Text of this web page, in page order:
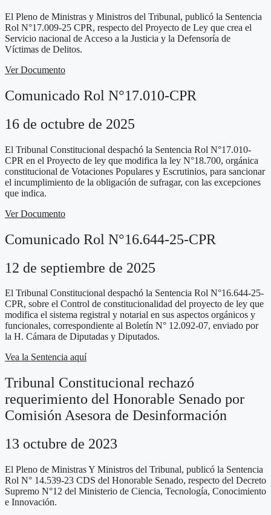
El Pleno de Ministras y Ministros del Tribunal, publicó la Sentencia
Rol N°17.009-25 CPR, respecto del Proyecto de Ley que crea el
Servicio nacional de Acceso a la Justicia y la Defensoría de
Víctimas de Delitos.
Ver Documento
Comunicado Rol N°17.010-CPR
16 de octubre de 2025
El Tribunal Constitucional despachó la Sentencia Rol N°17.010-
CPR en el Proyecto de ley que modifica la ley N°18.700, orgánica
constitucional de Votaciones Populares y Escrutinios, para sancionar
el incumplimiento de la obligación de sufragar, con las excepciones
que indica.
Ver Documento
Comunicado Rol N°16.644-25-CPR
12 de septiembre de 2025
El Tribunal Constitucional despachó la Sentencia Rol N°16.644-25-
CPR, sobre el Control de constitucionalidad del proyecto de ley que
modifica el sistema registral y notarial en sus aspectos orgánicos y
funcionales, correspondiente al Boletín N° 12.092-07, enviado por
la H. Cámara de Diputadas y Diputados.
Vea la Sentencia aquí
Tribunal Constitucional rechazó
requerimiento del Honorable Senado por
Comisión Asesora de Desinformación
13 octubre de 2023
El Pleno de Ministras Y Ministros del Tribunal, publicó la Sentencia
Rol N° 14.539-23 CDS del Honorable Senado, respecto del Decreto
Supremo N°12 del Ministerio de Ciencia, Tecnología, Conocimiento
e Innovación.